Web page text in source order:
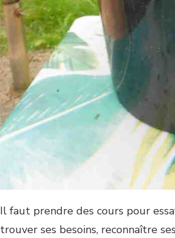
Il faut prendre des cours pour
trouver ses besoins, reconnaître